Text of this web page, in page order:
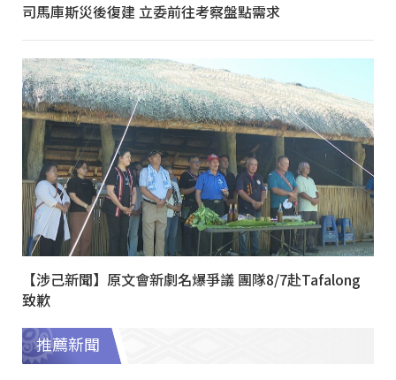
司馬庫斯災後復建 立委前往考察盤點需求
【涉己新聞】原文會新劇名爆爭議 團隊8/7赴Tafalong
致歉
推薦新聞